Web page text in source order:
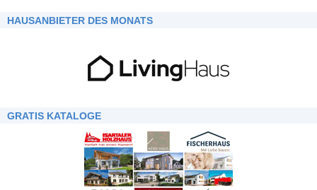
HAUSANBIETER DES MONATS
GRATIS KATALOGE